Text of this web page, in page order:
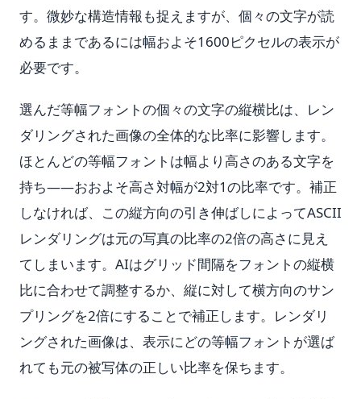
す。微妙な構造情報も捉えますが、個々の文字が読
めるままであるには幅およそ1600ピクセルの表示が
必要です。
選んだ等幅フォントの個々の文字の縦横比は、レン
ダリングされた画像の全体的な比率に影響します。
ほとんどの等幅フォントは幅より高さのある文字を
持ち——おおよそ高さ対幅が2対1の比率です。補正
しなければ、この縦方向の引き伸ばしによってASCII
レンダリングは元の写真の比率の2倍の高さに見え
てしまいます。AIはグリッド間隔をフォントの縦横
比に合わせて調整するか、縦に対して横方向のサン
プリングを2倍にすることで補正します。レンダリ
ングされた画像は、表示にどの等幅フォントが選ば
れても元の被写体の正しい比率を保ちます。